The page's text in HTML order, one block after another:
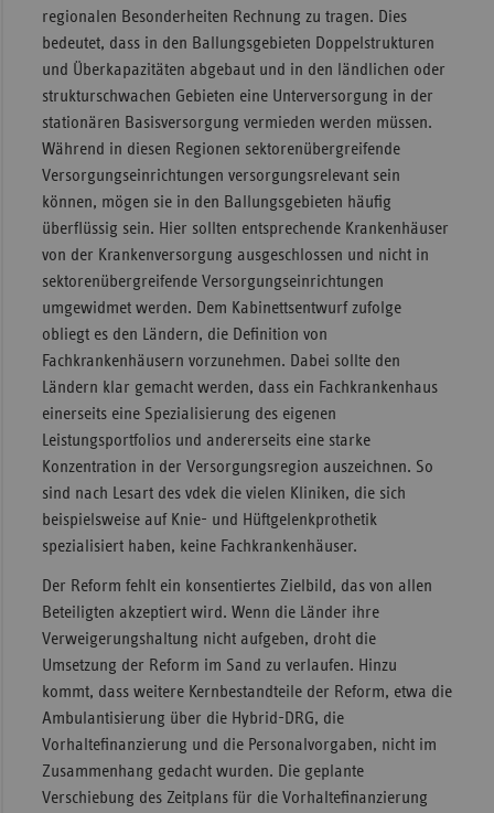
regionalen Besonderheiten Rechnung zu tragen. Dies
bedeutet, dass in den Ballungsgebieten Doppelstrukturen
und Überkapazitäten abgebaut und in den ländlichen oder
strukturschwachen Gebieten eine Unterversorgung in der
stationären Basisversorgung vermieden werden müssen.
Während in diesen Regionen sektorenübergreifende
Versorgungseinrichtungen versorgungsrelevant sein
können, mögen sie in den Ballungsgebieten häufig
überflüssig sein. Hier sollten entsprechende Krankenhäuser
von der Krankenversorgung ausgeschlossen und nicht in
sektorenübergreifende Versorgungseinrichtungen
umgewidmet werden. Dem Kabinettsentwurf zufolge
obliegt es den Ländern, die Definition von
Fachkrankenhäusern vorzunehmen. Dabei sollte den
Ländern klar gemacht werden, dass ein Fachkrankenhaus
einerseits eine Spezialisierung des eigenen
Leistungsportfolios und andererseits eine starke
Konzentration in der Versorgungsregion auszeichnen. So
sind nach Lesart des vdek die vielen Kliniken, die sich
beispielsweise auf Knie- und Hüftgelenkprothetik
spezialisiert haben, keine Fachkrankenhäuser.
Der Reform fehlt ein konsentiertes Zielbild, das von allen
Beteiligten akzeptiert wird. Wenn die Länder ihre
Verweigerungshaltung nicht aufgeben, droht die
Umsetzung der Reform im Sand zu verlaufen. Hinzu
kommt, dass weitere Kernbestandteile der Reform, etwa die
Ambulantisierung über die Hybrid-DRG, die
Vorhaltefinanzierung und die Personalvorgaben, nicht im
Zusammenhang gedacht wurden. Die geplante
Verschiebung des Zeitplans für die Vorhaltefinanzierung